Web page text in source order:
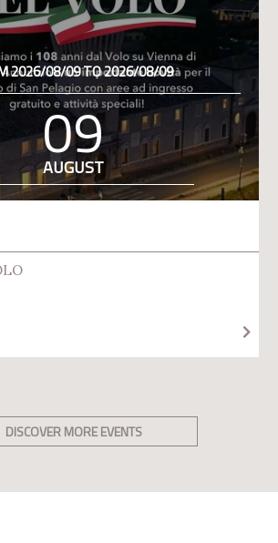
2026/08/09 TO 2026/08/09
09
AUGUST
DISCOVER MORE EVENTS